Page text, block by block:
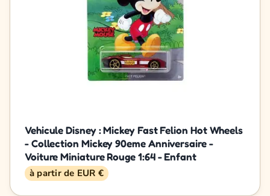
Vehicule Disney : Mickey Fast Felion Hot Wheels
- Collection Mickey 90eme Anniversaire -
Voiture Miniature Rouge 1:64 - Enfant
à partir de EUR €